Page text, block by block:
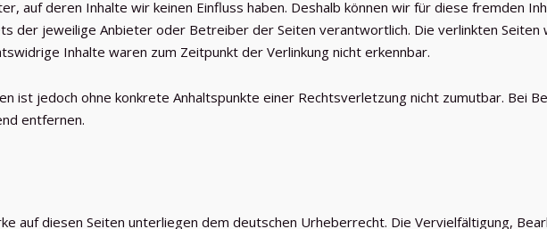
auf deren Inhalte wir keinen Einfluss haben. Deshalb können wir für diese fremden
der jeweilige Anbieter oder Betreiber der Seiten verantwortlich. Die verlinkten Seiten
Inhalte waren zum Zeitpunkt der Verlinkung nicht erkennbar.
ist jedoch ohne konkrete Anhaltspunkte einer Rechtsverletzung nicht zumutbar. Bei
entfernen.
auf diesen Seiten unterliegen dem deutschen Urheberrecht. Die Vervielfältigung,